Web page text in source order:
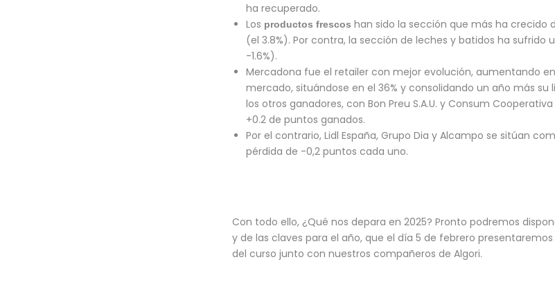
ha recuperado.
Los productos frescos han sido la sección que más ha crecido
(el 3.8%). Por contra, la sección de leches y batidos ha sufrido
-1.6%).
Mercadona fue el retailer con mejor evolución, aumentando
mercado, situándose en el 36% y consolidando un año más su
los otros ganadores, con Bon Preu S.A.U. y Consum
+0.2 de puntos ganados.
Por el contrario, Lidl España, Grupo Dia y Alcampo se sitúan
pérdida de -0,2 puntos cada uno.
Con todo ello, ¿Qué nos depara en 2025? Pronto podremos
y de las claves para el año, que el día 5 de febrero
del curso junto con nuestros compañeros de Algori.